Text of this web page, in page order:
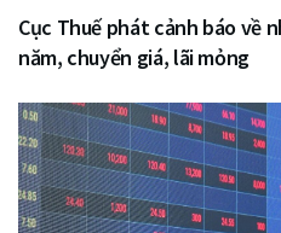
Cục Thuế phát cảnh báo về
năm, chuyển giá, lãi mỏng